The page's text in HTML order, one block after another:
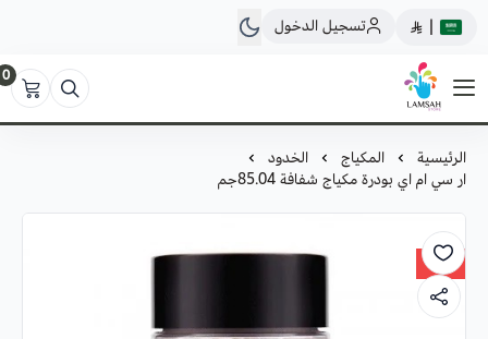
| تسجيل الدخول
لمسة ستور
0
الرئيسية المكياج
الخدود
ار سي ام اي بودرة مكياج شفافة 85.04جم
37%